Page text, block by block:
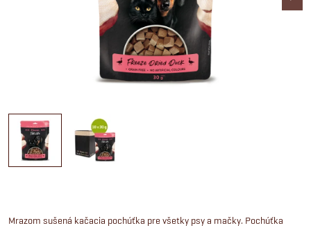
Mrazom sušená kačacia pochúťka pre všetky psy a mačky. Pochúťka